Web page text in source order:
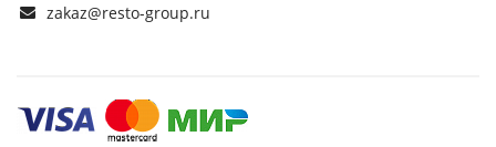
zakaz@resto-group.ru